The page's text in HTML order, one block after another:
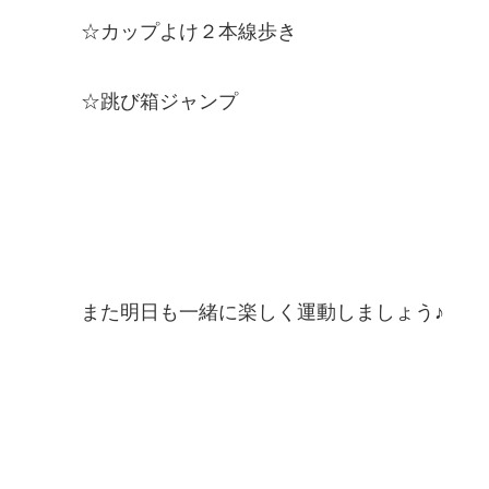
☆カップよけ２本線歩き
☆跳び箱ジャンプ
また明日も一緒に楽しく運動しましょう♪